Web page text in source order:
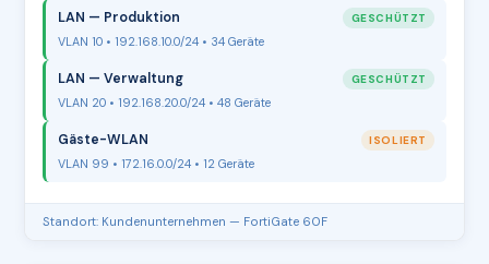
LAN — Produktion GESCHÜTZT
VLAN 10 • 192.168.10.0/24 • 34 Geräte
LAN — Verwaltung GESCHÜTZT
VLAN 20 • 192.168.20.0/24 • 48 Geräte
Gäste-WLAN ISOLIERT
VLAN 99 • 172.16.0.0/24 • 12 Geräte
Standort: Kundenunternehmen — FortiGate 60F